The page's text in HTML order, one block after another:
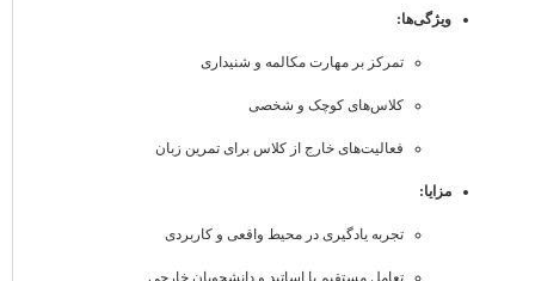
ویژگی‌ها:
تمرکز بر مهارت مکالمه و شنیداری
کلاس‌های کوچک و شخصی
فعالیت‌های خارج از کلاس برای تمرین زبان
مزایا:
تجربه یادگیری در محیط واقعی و کاربردی